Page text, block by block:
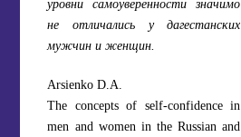
уровни самоуверенности значимо
не отличались у дагестанских
мужчин и женщин.
Arsienko D.A.
The concepts of self-confidence in
men and women in the Russian and